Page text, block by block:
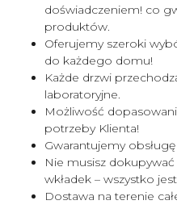
doświadczeniem! co
produktów.
Oferujemy szeroki
do każdego domu!
Każde drzwi
laboratoryjne.
Możliwość
potrzeby Klienta!
Gwarantujemy
Nie musisz
wkładek – wszystko
Dostawa na terenie